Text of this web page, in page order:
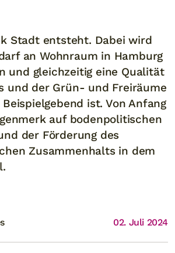
Stadt entsteht. Dabei wird
an Wohnraum in Hamburg
und gleichzeitig eine Qualität
und der Grün- und Freiräume
ist. Von Anfang
auf bodenpolitischen
der Förderung des
Zusammenhalts in dem
02. Juli 2024